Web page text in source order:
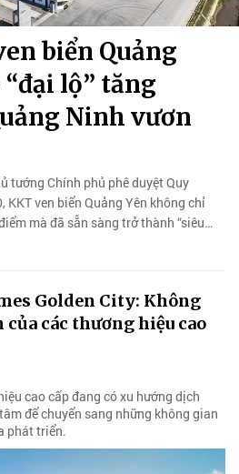
biển Quảng
lộ” tăng
Ninh vươn
tướng Chính phủ phê duyệt Quy
KKT ven biển Quảng Yên không chỉ
mà đã sẵn sàng trở thành “siêu
Golden City: Không
của các thương hiệu cao
cao cấp đang có xu hướng dịch
để chuyển sang những không gian
phát triển.